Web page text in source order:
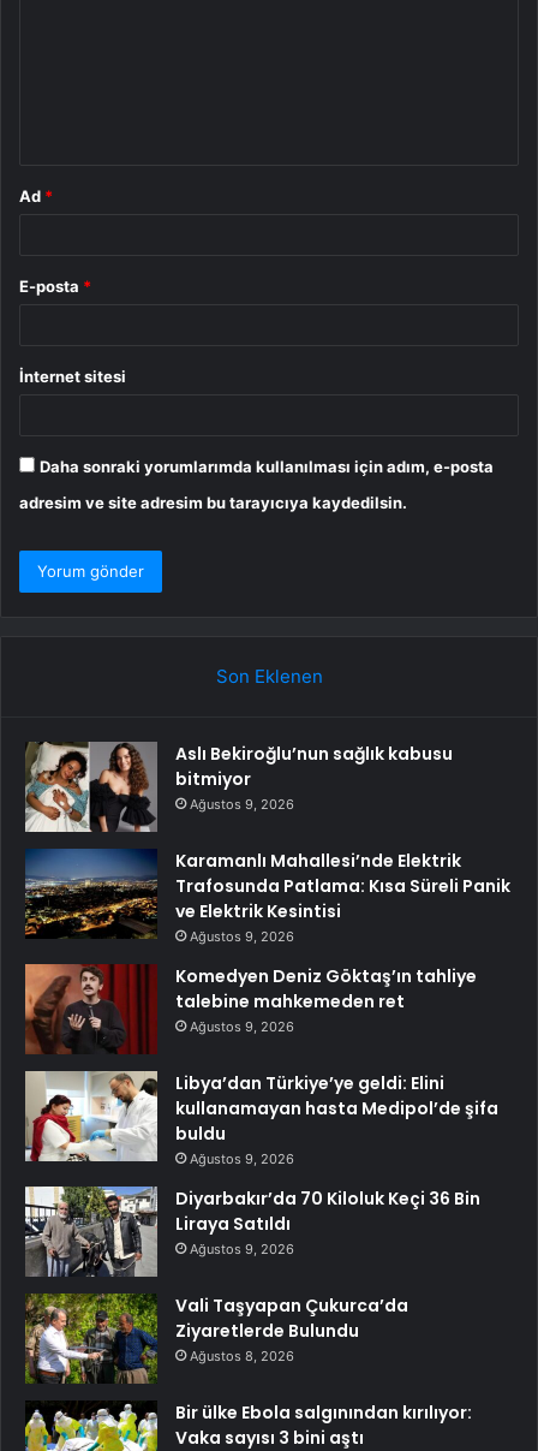
Ad *
E-posta *
İnternet sitesi
Daha sonraki yorumlarımda kullanılması için adım, e-posta
adresim ve site adresim bu tarayıcıya kaydedilsin.
Son Eklenen
Aslı Bekiroğlu’nun sağlık kabusu
bitmiyor
Ağustos 9, 2026
Karamanlı Mahallesi’nde Elektrik
Trafosunda Patlama: Kısa Süreli Panik
ve Elektrik Kesintisi
Ağustos 9, 2026
Komedyen Deniz Göktaş’ın tahliye
talebine mahkemeden ret
Ağustos 9, 2026
Libya’dan Türkiye’ye geldi: Elini
kullanamayan hasta Medipol’de şifa
buldu
Ağustos 9, 2026
Diyarbakır’da 70 Kiloluk Keçi 36 Bin
Liraya Satıldı
Ağustos 9, 2026
Vali Taşyapan Çukurca’da
Ziyaretlerde Bulundu
Ağustos 8, 2026
Bir ülke Ebola salgınından kırılıyor:
Vaka sayısı 3 bini aştı